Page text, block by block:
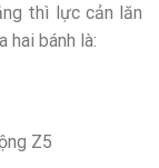
thì lực cản lăn
hai bánh là:
Z5